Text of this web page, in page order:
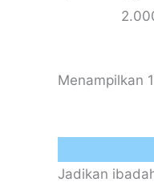
Menampilkan
Jadikan